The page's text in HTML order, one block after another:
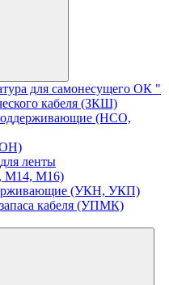
для самонесущего ОК "
кабеля (ЗКШ)
(НСО,
ленты
М14, М16)
(УКН, УКП)
кабеля (УПМК)